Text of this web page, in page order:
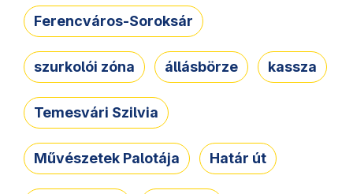
Ferencváros-Soroksár
szurkolói zóna állásbörze kassza
Temesvári Szilvia
Művészetek Palotája Határ út